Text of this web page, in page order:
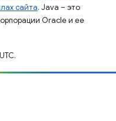
сайта. Java – это
Oracle и ее